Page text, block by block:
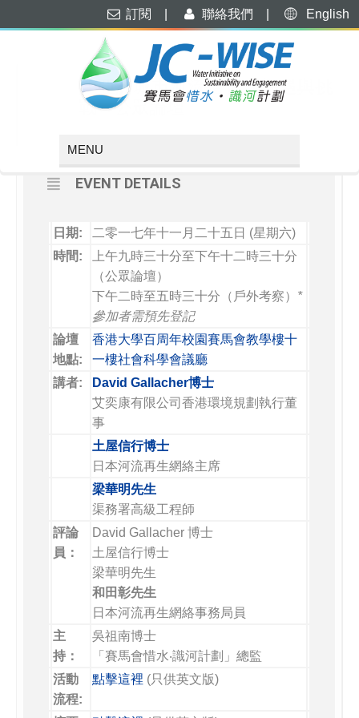
訂閱 聯絡我們 English
NOVEMBER, 2017
「亞洲城市河流活化：機遇與挑
戰」公眾論壇
EVENT DETAILS
日期:
二零一七年十一月二十五日 (星期六)
時間:
上午九時三十分至下午十二時三十分
（公眾論壇）
下午二時至五時三十分（戶外考察） *
參加者需預先登記
論壇
地點:
香港大學百周年校園賽馬會教學樓十
一樓社會科學會議廳
講者:
David Gallacher博士
艾奕康有限公司香港環境規劃執行董
事
土屋信行博士
日本河流再生網絡主席
梁華明先生
渠務署高級工程師
評論
員：
David Gallacher 博士
土屋信行博士
梁華明先生
和田彰先生
日本河流再生網絡事務局員
主
持：
吳祖南博士
「賽馬會惜水‧識河計劃」總監
活動
流程:
點擊這裡 (只供英文版)